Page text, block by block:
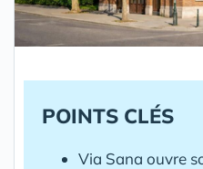
POINTS CLÉS
Via Sana ouvre